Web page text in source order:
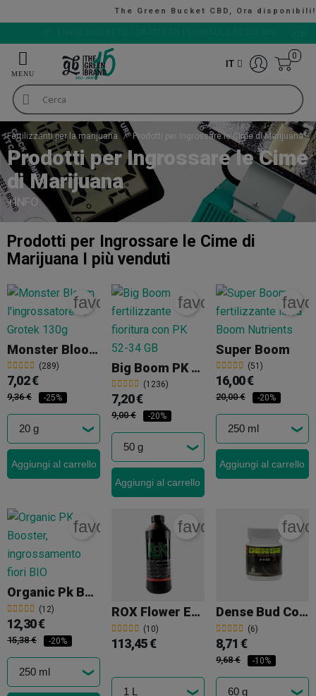
The Green Bucket CBD, Ora disponibili!
IT
0
Fertilizzanti per la marijuana Prodotti per Ingrossare le Cime di Marijuana
Prodotti per Ingrossare le Cime
di Marijuana
+INFO
Prodotti per Ingrossare le Cime di
Marijuana I più venduti
Monster Bloom
(289)
favorite_border
7,02 €
9,36 € -25%
Aggiungi al carrello
Big Boom PK 52-34
(1236)
favorite_border
7,20 €
9,00 € -20%
Aggiungi al carrello
Super Boom
(51)
16,00 €
20,00 € -20%
Aggiungi al carrello
Organic Pk Booster
(12)
favorite_border
12,30 €
15,38 € -20%
ROX Flower Enhancer
(10)
favorite_border
113,45 €
Dense Bud Compactor
(6)
8,71 €
9,68 € -10%